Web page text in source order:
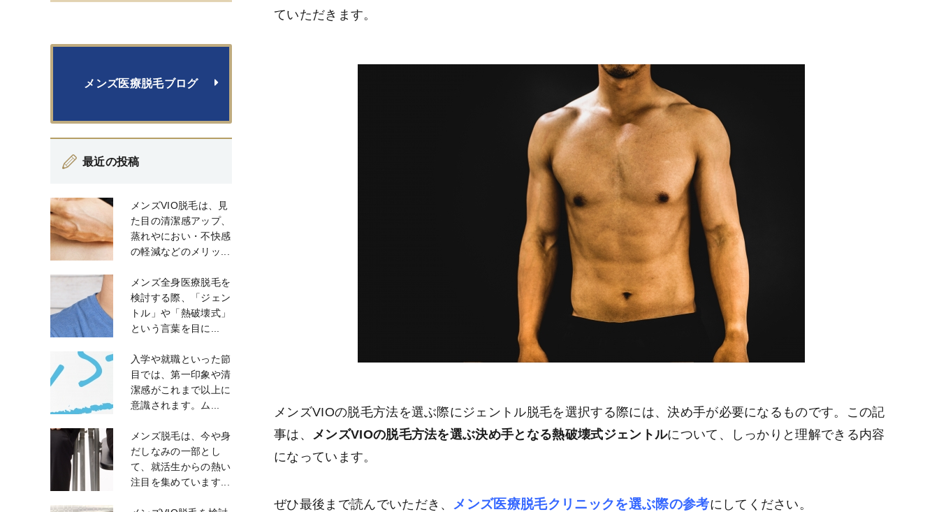
ていただきます。
メンズVIOの脱毛方法を選ぶ際にジェントル脱毛を選択する際には、決め手が必要になるものです。この記
事は、 メンズVIOの脱毛方法を選ぶ決め手となる熱破壊式ジェントルについて、しっかりと理解できる内容
になっています。
ぜひ最後まで読んでいただき、 メンズ医療脱毛クリニックを選ぶ際の参考にしてください。
メンズ医療脱毛ブログ
最近の投稿
メンズVIO脱毛は、見
た目の清潔感アップ、
蒸れやにおい・不快感
の軽減などのメリッ...
メンズ全身医療脱毛を
検討する際、「ジェン
トル」や「熱破壊式」
という言葉を目に...
入学や就職といった節
目では、第一印象や清
潔感がこれまで以上に
意識されます。ム...
メンズ脱毛は、今や身
だしなみの一部とし
て、就活生からの熱い
注目を集めています...